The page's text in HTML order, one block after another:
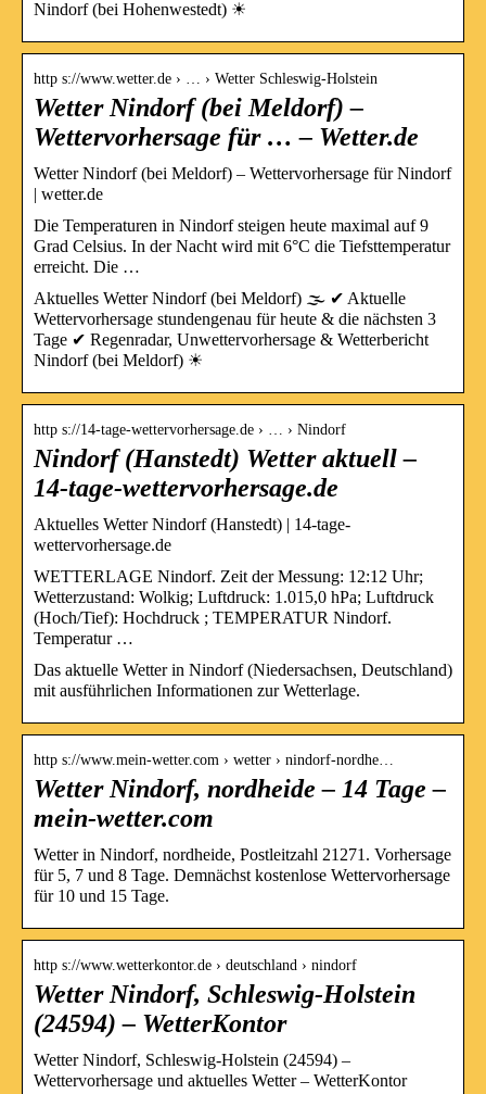
Nindorf (bei Hohenwestedt) ☀
http s://www.wetter.de › … › Wetter Schleswig-Holstein
Wetter Nindorf (bei Meldorf) –
Wettervorhersage für … – Wetter.de
Wetter Nindorf (bei Meldorf) – Wettervorhersage für Nindorf
| wetter.de
Die Temperaturen in Nindorf steigen heute maximal auf 9
Grad Celsius. In der Nacht wird mit 6°C die Tiefsttemperatur
erreicht. Die …
Aktuelles Wetter Nindorf (bei Meldorf) 🌫️ ✔ Aktuelle
Wettervorhersage stundengenau für heute & die nächsten 3
Tage ✔ Regenradar, Unwettervorhersage & Wetterbericht
Nindorf (bei Meldorf) ☀
http s://14-tage-wettervorhersage.de › … › Nindorf
Nindorf (Hanstedt) Wetter aktuell –
14-tage-wettervorhersage.de
Aktuelles Wetter Nindorf (Hanstedt) | 14-tage-
wettervorhersage.de
WETTERLAGE Nindorf. Zeit der Messung: 12:12 Uhr;
Wetterzustand: Wolkig; Luftdruck: 1.015,0 hPa; Luftdruck
(Hoch/Tief): Hochdruck ; TEMPERATUR Nindorf.
Temperatur …
Das aktuelle Wetter in Nindorf (Niedersachsen, Deutschland)
mit ausführlichen Informationen zur Wetterlage.
http s://www.mein-wetter.com › wetter › nindorf-nordhe…
Wetter Nindorf, nordheide – 14 Tage –
mein-wetter.com
Wetter in Nindorf, nordheide, Postleitzahl 21271. Vorhersage
für 5, 7 und 8 Tage. Demnächst kostenlose Wettervorhersage
für 10 und 15 Tage.
http s://www.wetterkontor.de › deutschland › nindorf
Wetter Nindorf, Schleswig-Holstein
(24594) – WetterKontor
Wetter Nindorf, Schleswig-Holstein (24594) –
Wettervorhersage und aktuelles Wetter – WetterKontor